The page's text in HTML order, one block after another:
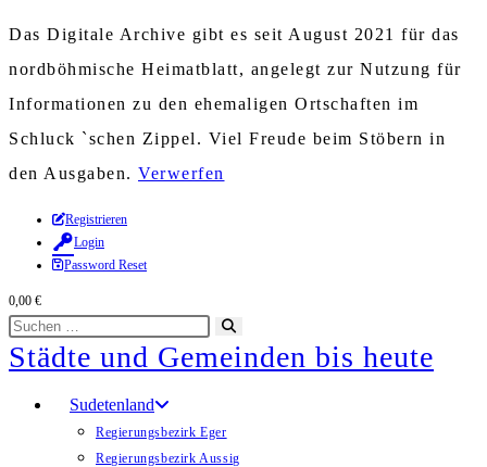
Das Digitale Archive gibt es seit August 2021 für das
nordböhmische Heimatblatt, angelegt zur Nutzung für
Informationen zu den ehemaligen Ortschaften im
Schluck `schen Zippel. Viel Freude beim Stöbern in
den Ausgaben. Verwerfen
Zum
Inhalt
springen
Registrieren
Login
Password Reset
0,00 €
Diese
Website
durchsuchen
starten
Städte und Gemeinden bis heute
Sudetenland
Regierungsbezirk Eger
Regierungsbezirk Aussig